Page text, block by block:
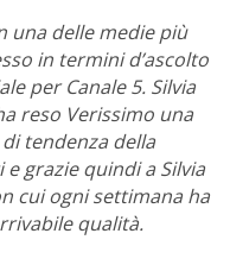
una delle medie più
in termini d’ascolto
per Canale 5. Silvia
reso Verissimo una
tendenza della
grazie quindi a Silvia
cui ogni settimana ha
qualità.